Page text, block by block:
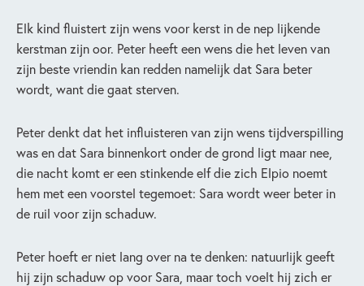
Elk kind fluistert zijn wens voor kerst in de nep lijkende
kerstman zijn oor. Peter heeft een wens die het leven van
zijn beste vriendin kan redden namelijk dat Sara beter
wordt, want die gaat sterven.
Peter denkt dat het influisteren van zijn wens tijdverspilling
was en dat Sara binnenkort onder de grond ligt maar nee,
die nacht komt er een stinkende elf die zich Elpio noemt
hem met een voorstel tegemoet: Sara wordt weer beter in
de ruil voor zijn schaduw.
Peter hoeft er niet lang over na te denken: natuurlijk geeft
hij zijn schaduw op voor Sara, maar toch voelt hij zich er